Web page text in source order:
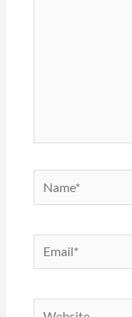
Name*
Email*
Website